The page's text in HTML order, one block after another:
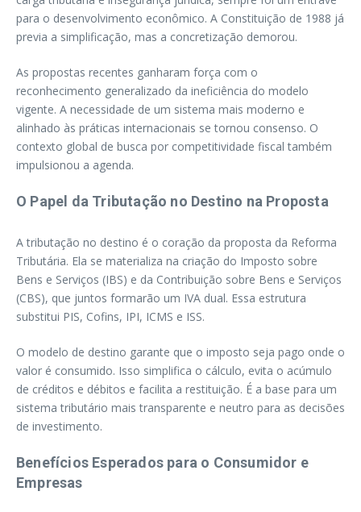
para o desenvolvimento econômico. A Constituição de 1988 já
previa a simplificação, mas a concretização demorou.
As propostas recentes ganharam força com o
reconhecimento generalizado da ineficiência do modelo
vigente. A necessidade de um sistema mais moderno e
alinhado às práticas internacionais se tornou consenso. O
contexto global de busca por competitividade fiscal também
impulsionou a agenda.
O Papel da Tributação no Destino na Proposta
A tributação no destino é o coração da proposta da Reforma
Tributária. Ela se materializa na criação do Imposto sobre
Bens e Serviços (IBS) e da Contribuição sobre Bens e Serviços
(CBS), que juntos formarão um IVA dual. Essa estrutura
substitui PIS, Cofins, IPI, ICMS e ISS.
O modelo de destino garante que o imposto seja pago onde o
valor é consumido. Isso simplifica o cálculo, evita o acúmulo
de créditos e débitos e facilita a restituição. É a base para um
sistema tributário mais transparente e neutro para as decisões
de investimento.
Benefícios Esperados para o Consumidor e
Empresas